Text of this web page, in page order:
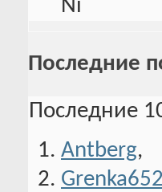
Последние
Последние
Antberg,
Grenka652